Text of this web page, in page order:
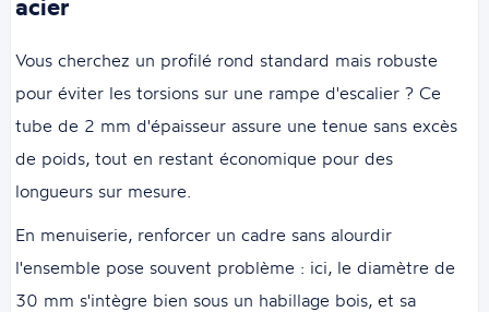
acier
Vous cherchez un profilé rond standard mais robuste
pour éviter les torsions sur une rampe d'escalier ? Ce
tube de 2 mm d'épaisseur assure une tenue sans excès
de poids, tout en restant économique pour des
longueurs sur mesure.
En menuiserie, renforcer un cadre sans alourdir
l'ensemble pose souvent problème : ici, le diamètre de
30 mm s'intègre bien sous un habillage bois, et sa